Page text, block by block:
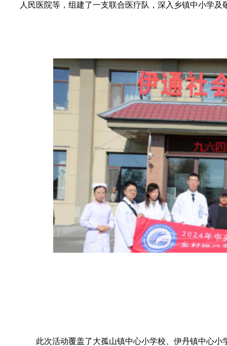
人民医院等，组建了一支联合医疗队，深入乡镇中小学
此次活动覆盖了大孤山镇中心小学校、伊丹镇中心